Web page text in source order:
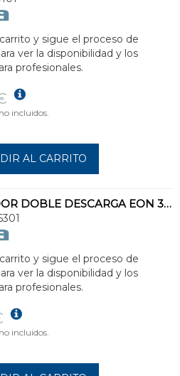
y sigue el proceso de
ver la disponibilidad y los
profesionales.
incluidos.
AL CARRITO
PULSADOR DOBLE DESCARGA EON 3 BLANCO
y sigue el proceso de
ver la disponibilidad y los
profesionales.
incluidos.